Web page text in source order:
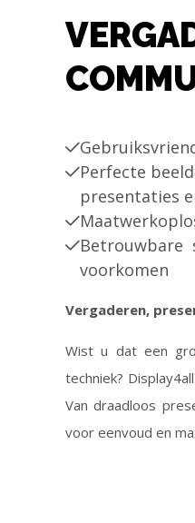
Perfecte
presentaties
Betrouwbare
voorkomen
Vergaderen,
Wist u dat een
techniek?
Van draadloos
voor eenvoud en